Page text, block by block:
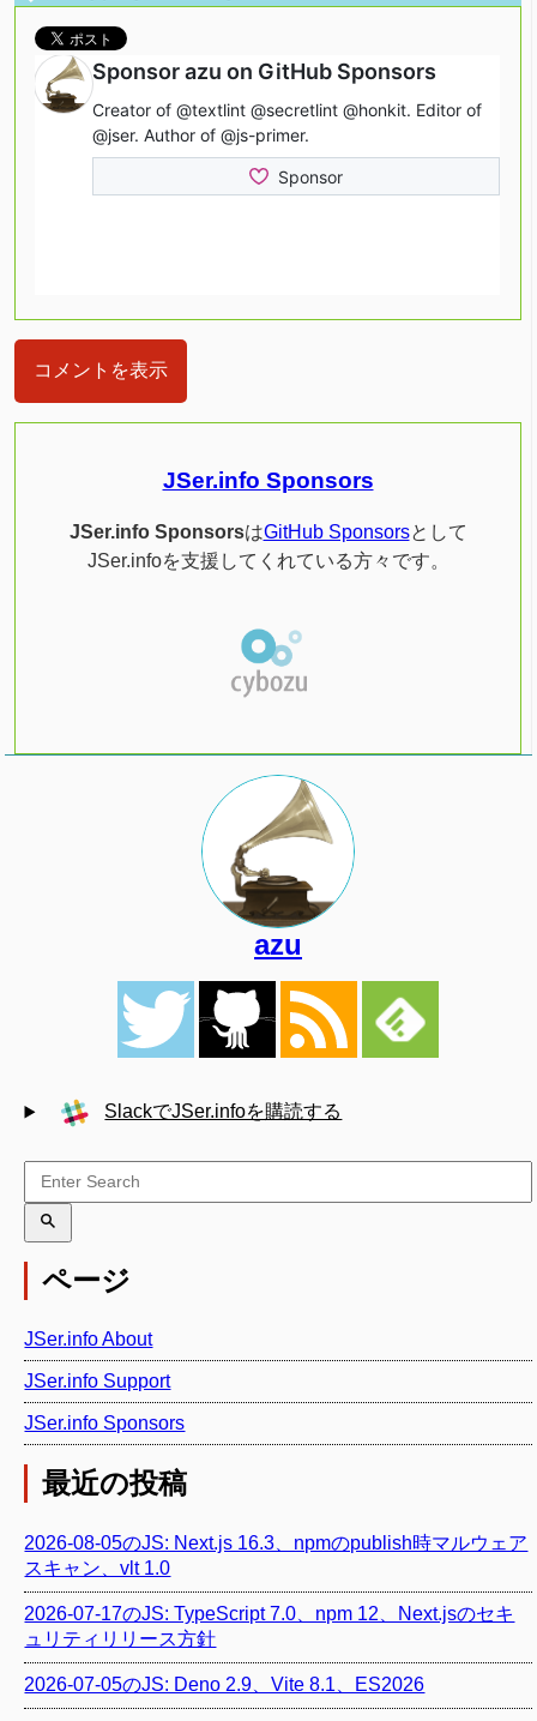
コメントを表示
JSer.info Sponsors
JSer.info SponsorsはGitHub Sponsorsとして
JSer.infoを支援してくれている方々です。
azu
SlackでJSer.infoを購読する
ページ
JSer.info About
JSer.info Support
JSer.info Sponsors
最近の投稿
2026-08-05のJS: Next.js 16.3、npmのpublish時マルウェア
スキャン、vlt 1.0
2026-07-17のJS: TypeScript 7.0、npm 12、Next.jsのセキ
ュリティリリース方針
2026-07-05のJS: Deno 2.9、Vite 8.1、ES2026